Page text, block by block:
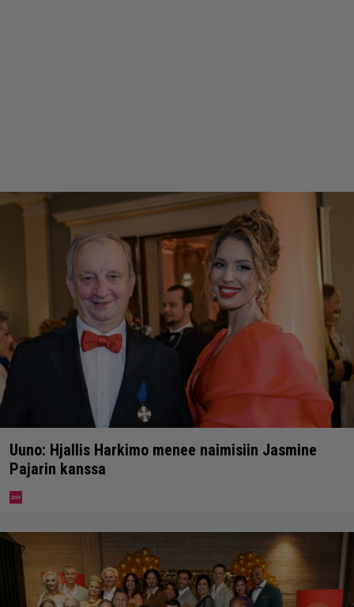
Uuno: Hjallis Harkimo menee naimisiin Jasmine
Pajarin kanssa